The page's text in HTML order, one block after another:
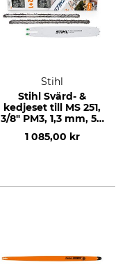
Stihl
Stihl Svärd- &
kedjeset till MS 251,
3/8" PM3, 1,3 mm, 50
1 085,00 kr